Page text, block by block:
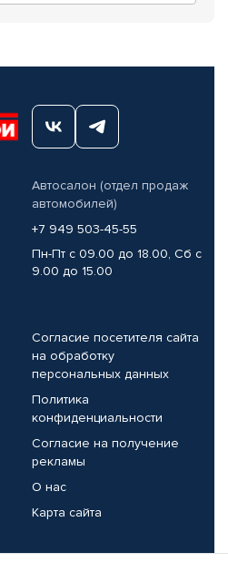
Автосалон (отдел продаж
автомобилей)
+7 949 503-45-55
Пн-Пт с 09.00 до 18.00, Сб с
9.00 до 15.00
Согласие посетителя сайта
на обработку
персональных данных
Политика
конфиденциальности
Согласие на получение
рекламы
О нас
Карта сайта